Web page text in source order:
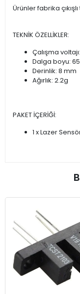
Ürünler fabrika
TEKNİK ÖZELLİKLER:
Çalışma
Dalga boyu:
Derinlik: 8 mm
Ağırlık: 2.2g
PAKET İÇERİĞİ:
1 x Lazer